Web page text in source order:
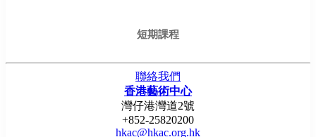
短期課程
聯絡我們
香港藝術中心
灣仔港灣道2號
+852-25820200
hkac@hkac.org.hk